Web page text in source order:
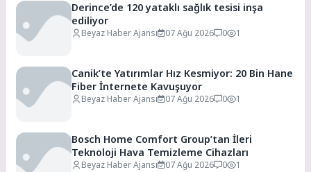
Derince’de 120 yataklı sağlık tesisi inşa
ediliyor
Beyaz Haber Ajansı 07 Ağu 2026 0 1
Canik’te Yatırımlar Hız Kesmiyor: 20 Bin Hane
Fiber İnternete Kavuşuyor
Beyaz Haber Ajansı 07 Ağu 2026 0 1
Bosch Home Comfort Group’tan İleri
Teknoloji Hava Temizleme Cihazları
Beyaz Haber Ajansı 07 Ağu 2026 0 1